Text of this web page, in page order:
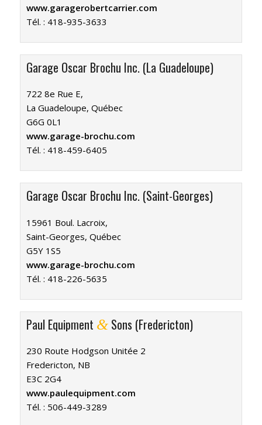
www.garagerobertcarrier.com
Tél. : 418-935-3633
Garage Oscar Brochu Inc. (La Guadeloupe)
722 8e Rue E,
La Guadeloupe, Québec
G6G 0L1
www.garage-brochu.com
Tél. : 418-459-6405
Garage Oscar Brochu Inc. (Saint-Georges)
15961 Boul. Lacroix,
Saint-Georges, Québec
G5Y 1S5
www.garage-brochu.com
Tél. : 418-226-5635
Paul Equipment &Sons (Fredericton)
230 Route Hodgson Unitée 2
Fredericton, NB
E3C 2G4
www.paulequipment.com
Tél. : 506-449-3289